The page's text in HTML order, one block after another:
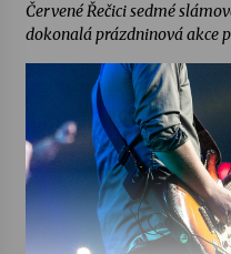
Červené Řečici sedmé
dokonalá prázdninová akce